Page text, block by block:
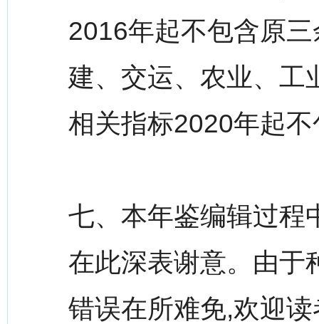
2016年起不包含原
建、交运、农业、工
相关指标2020年起
七、本年鉴编辑过程
在此深表谢意。由于
错误在所难免,欢迎